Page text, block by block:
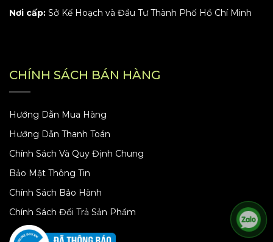
Nơi cấp: Sở Kế Hoạch và Đầu Tư Thành Phố Hồ Chí Minh
CHÍNH SÁCH BÁN HÀNG
Hướng Dẫn Mua Hàng
Hướng Dẫn Thanh Toán
Chính Sách Và Quy Định Chung
Bảo Mật Thông Tin
Chính Sách Bảo Hành
Chính Sách Đổi Trả Sản Phẩm